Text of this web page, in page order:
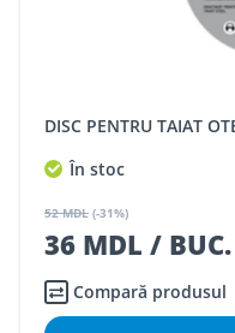
DISC PENTRU TAIAT
În stoc
52 MDL (-31%)
36 MDL / BUC.
Compară produsul